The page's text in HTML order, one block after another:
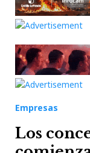
Empresas
Los